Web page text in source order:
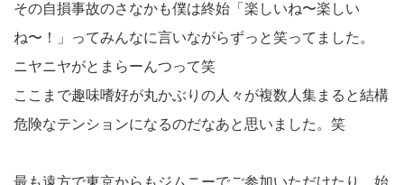
その自損事故のさなかも僕は終始「楽しいね〜楽しい
ね〜！」ってみんなに言いながらずっと笑ってました。
ニヤニヤがとまらーんつって笑
ここまで趣味嗜好が丸かぶりの人々が複数人集まると結構
危険なテンションになるのだなあと思いました。笑
最も遠方で東京からもジムニーでご参加いただけたり、始